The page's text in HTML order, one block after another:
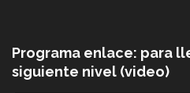
Programa enlace: para
siguiente nivel (video)